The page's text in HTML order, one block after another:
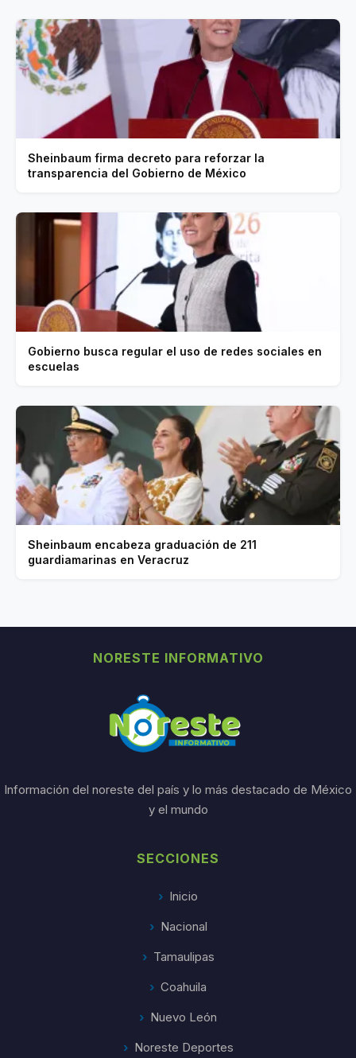
Sheinbaum firma decreto para reforzar la
transparencia del Gobierno de México
Gobierno busca regular el uso de redes sociales en
escuelas
Sheinbaum encabeza graduación de 211
guardiamarinas en Veracruz
NORESTE INFORMATIVO
Información del noreste del país y lo más destacado de México
y el mundo
SECCIONES
Inicio
Nacional
Tamaulipas
Coahuila
Nuevo León
Noreste Deportes